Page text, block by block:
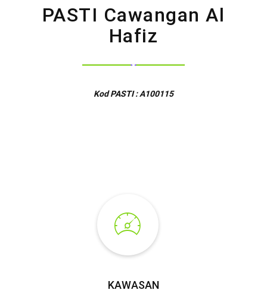
PASTI Cawangan Al
Hafiz
Kod PASTI : A100115
KAWASAN